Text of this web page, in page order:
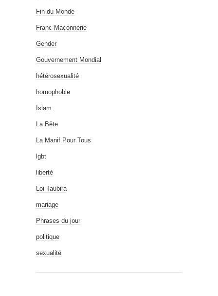
Fin du Monde
Franc-Maçonnerie
Gender
Gouvernement Mondial
hétérosexualité
homophobie
Islam
La Bête
La Manif Pour Tous
lgbt
liberté
Loi Taubira
mariage
Phrases du jour
politique
sexualité